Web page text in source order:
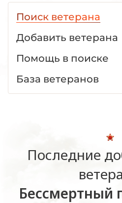
Поиск ветерана
Добавить ветерана
Помощь в поиске
База ветеранов
Последние
Бессмертный